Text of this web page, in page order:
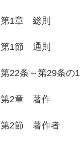
第1章 総則
第1節 通則
第22条～第29条の1
第2章 著作
第2節 著作者